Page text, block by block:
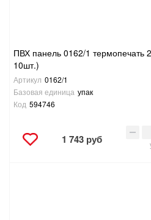
ПВХ панель 0162/1 термопечать
10шт.)
Артикул 0162/1
Базовая единица упак
Код 594746
1 743 руб